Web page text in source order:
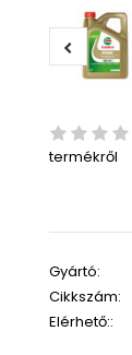
termékről
Gyártó:
Cikkszám:
Elérhető::